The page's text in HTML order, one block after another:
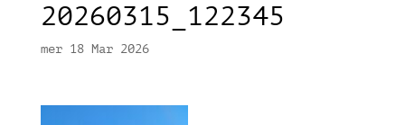
20260315_122345
mer 18 Mar 2026